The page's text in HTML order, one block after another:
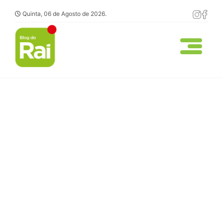
Quinta, 06 de Agosto de 2026.